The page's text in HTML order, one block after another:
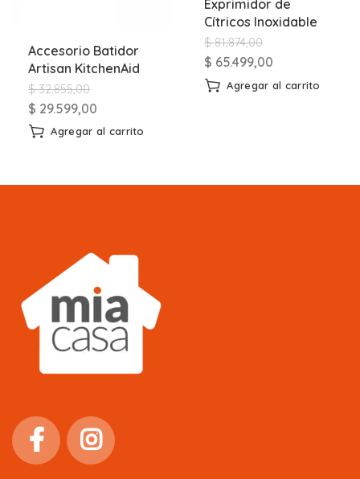
Accesorio Batidor
Artisan KitchenAid
$32.855,00
$ 29.599,00
Agregar al carrito
Exprimidor de
Cítricos Inoxidable
$81.874,00
$ 65.499,00
Agregar al carrito